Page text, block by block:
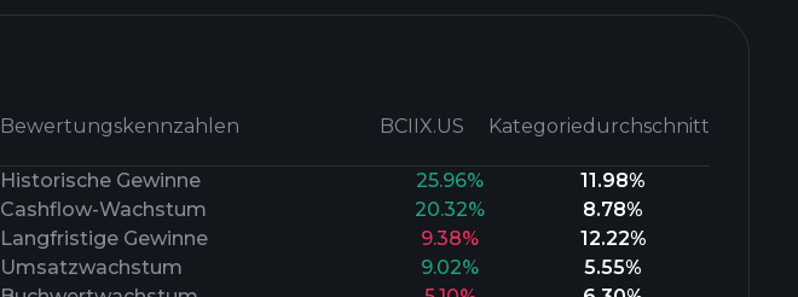
Bewertungskennzahlen BCIIX.US Kategoriedurchschnitt
Historische Gewinne 25.96%
11.98%
Cashflow-Wachstum
20.32%
8.78%
Langfristige Gewinne
9.38%
12.22%
Umsatzwachstum
9.02%
5.55%